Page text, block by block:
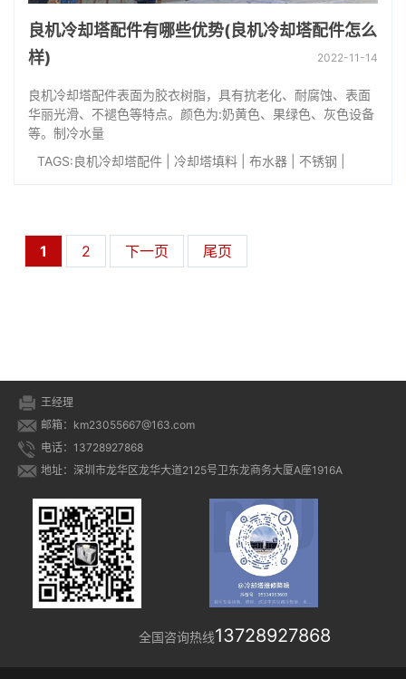
良机冷却塔配件有哪些优势(良机冷却塔配件怎么
样)
2022-11-14
良机冷却塔配件表面为胶衣树脂，具有抗老化、耐腐蚀、表面
华丽光滑、不褪色等特点。颜色为:奶黄色、果绿色、灰色设备
等。制冷水量
TAGS:良机冷却塔配件 冷却塔填料 布水器 不锈钢
1 2 下一页 尾页
王经理
邮箱：km23055667@163.com
电话：13728927868
地址：深圳市龙华区龙华大道2125号卫东龙商务大厦A座1916A
全国咨询热线13728927868